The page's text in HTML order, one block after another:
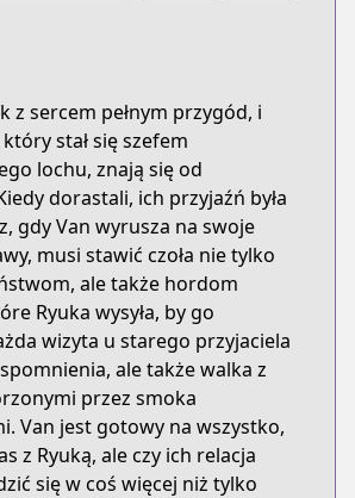
z sercem pełnym przygód, i
stał się szefem
lochu, znają się od
dorastali, ich przyjaźń była
gdy Van wyrusza na swoje
musi stawić czoła nie tylko
ale także hordom
Ryuka wysyła, by go
wizyta u starego przyjaciela
ale także walka z
przez smoka
Van jest gotowy na wszystko,
z Ryuką, ale czy ich relacja
się w coś więcej niż tylko